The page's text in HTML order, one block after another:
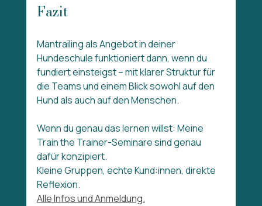
Fazit
Mantrailing als Angebot in deiner
Hundeschule funktioniert dann, wenn du
fundiert einsteigst – mit klarer Struktur für
die Teams und einem Blick sowohl auf den
Hund als auch auf den Menschen.
Wenn du genau das lernen willst: Meine
Train the Trainer-Seminare sind genau
dafür konzipiert.
Kleine Gruppen, echte Kund:innen, direkte
Reflexion.
Alle Infos und Anmeldung.